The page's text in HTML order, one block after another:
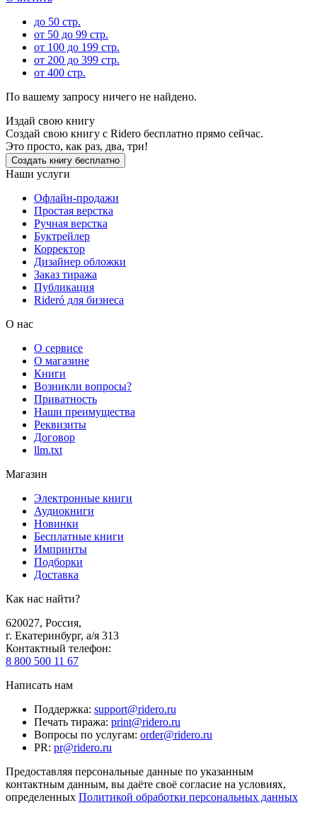
до 50 стр.
от 50 до 99 стр.
от 100 до 199 стр.
от 200 до 399 стр.
от 400 стр.
По вашему запросу ничего не найдено.
Издай свою книгу
Создай свою книгу с Ridero бесплатно прямо сейчас.
Это просто, как раз, два, три!
Создать книгу бесплатно
Наши услуги
Офлайн-продажи
Простая верстка
Ручная верстка
Буктрейлер
Корректор
Дизайнер обложки
Заказ тиража
Публикация
Rideró для бизнеса
О нас
О сервисе
О магазине
Книги
Возникли вопросы?
Приватность
Наши преимущества
Реквизиты
Договор
llm.txt
Магазин
Электронные книги
Аудиокниги
Новинки
Бесплатные книги
Импринты
Подборки
Доставка
Как нас найти?
620027, Россия,
г. Екатеринбург, а/я 313
Контактный телефон:
8 800 500 11 67
Написать нам
Поддержка: support@ridero.ru
Печать тиража: print@ridero.ru
Вопросы по услугам: order@ridero.ru
PR: pr@ridero.ru
Предоставляя персональные данные по указанным
контактным данным, вы даёте своё согласие на условиях,
определенных Политикой обработки персональных данных